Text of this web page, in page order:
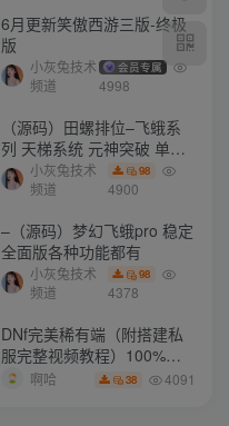
6月更新笑傲西游三版-终极
版
小灰兔技术
频道
会员专属
4998
（源码）田螺排位–飞蛾系
列 天梯系统 元神突破 单机
免费 含GM工具
小灰兔技术
频道
98
4900
–（源码）梦幻飞蛾pro 稳定
全面版各种功能都有
小灰兔技术
频道
98
4378
DNf完美稀有端（附搭建私
服完整视频教程）100%可
搭建(附完美端升级补丁)
啊哈 38 4091